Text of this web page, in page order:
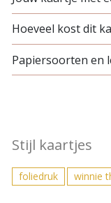
Hoeveel kost dit
Papiersoorten en
Stijl kaartjes
foliedruk winnie